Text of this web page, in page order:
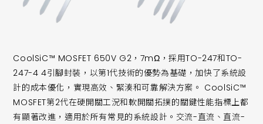
CoolSiC™ MOSFET 650V G2，7mΩ，採用TO-247和TO-
247-4 4引腳封裝，以第1代技術的優勢為基礎，加快了系統設
計的成本優化，實現高效、緊湊和可靠解決方案。 CoolSiC™
MOSFET第2代在硬開關工況和軟開關拓撲的關鍵性能指標上都
有顯著改進，適用於所有常見的系統設計。交流-直流、直流-